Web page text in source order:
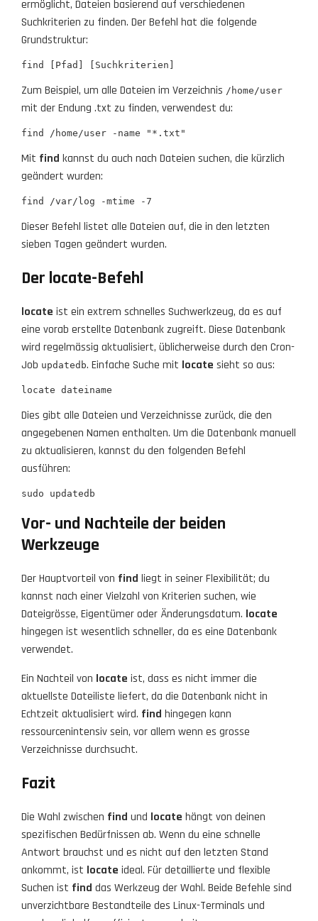
ermöglicht, Dateien basierend auf verschiedenen
Suchkriterien zu finden. Der Befehl hat die folgende
Grundstruktur:
find [Pfad] [Suchkriterien]
Zum Beispiel, um alle Dateien im Verzeichnis /home/user
mit der Endung .txt zu finden, verwendest du:
find /home/user -name "*.txt"
Mit find kannst du auch nach Dateien suchen, die kürzlich
geändert wurden:
find /var/log -mtime -7
Dieser Befehl listet alle Dateien auf, die in den letzten
sieben Tagen geändert wurden.
Der locate-Befehl
locate ist ein extrem schnelles Suchwerkzeug, da es auf
eine vorab erstellte Datenbank zugreift. Diese Datenbank
wird regelmässig aktualisiert, üblicherweise durch den Cron-
Job updatedb. Einfache Suche mit locate sieht so aus:
locate dateiname
Dies gibt alle Dateien und Verzeichnisse zurück, die den
angegebenen Namen enthalten. Um die Datenbank manuell
zu aktualisieren, kannst du den folgenden Befehl
ausführen:
sudo updatedb
Vor- und Nachteile der beiden
Werkzeuge
Der Hauptvorteil von find liegt in seiner Flexibilität; du
kannst nach einer Vielzahl von Kriterien suchen, wie
Dateigrösse, Eigentümer oder Änderungsdatum. locate
hingegen ist wesentlich schneller, da es eine Datenbank
verwendet.
Ein Nachteil von locate ist, dass es nicht immer die
aktuellste Dateiliste liefert, da die Datenbank nicht in
Echtzeit aktualisiert wird. find hingegen kann
ressourcenintensiv sein, vor allem wenn es grosse
Verzeichnisse durchsucht.
Fazit
Die Wahl zwischen find und locate hängt von deinen
spezifischen Bedürfnissen ab. Wenn du eine schnelle
Antwort brauchst und es nicht auf den letzten Stand
ankommt, ist locate ideal. Für detaillierte und flexible
Suchen ist find das Werkzeug der Wahl. Beide Befehle sind
unverzichtbare Bestandteile des Linux-Terminals und